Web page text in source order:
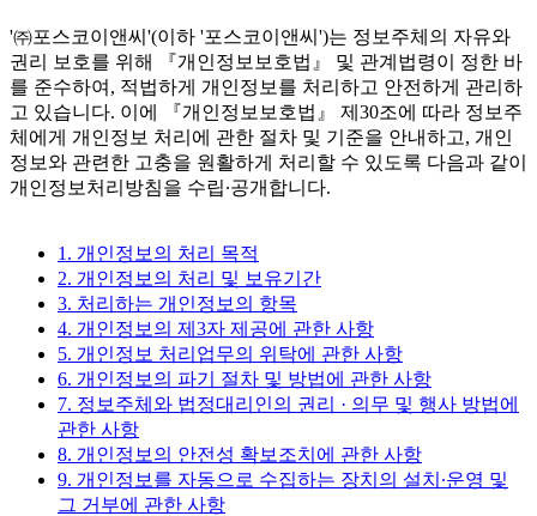
'㈜포스코이앤씨'(이하 '포스코이앤씨')는 정보주체의 자유와
권리 보호를 위해 『개인정보보호법』 및 관계법령이 정한 바
를 준수하여, 적법하게 개인정보를 처리하고 안전하게 관리하
고 있습니다. 이에 『개인정보보호법』 제30조에 따라 정보주
체에게 개인정보 처리에 관한 절차 및 기준을 안내하고, 개인
정보와 관련한 고충을 원활하게 처리할 수 있도록 다음과 같이
개인정보처리방침을 수립∙공개합니다.
1. 개인정보의 처리 목적
2. 개인정보의 처리 및 보유기간
3. 처리하는 개인정보의 항목
4. 개인정보의 제3자 제공에 관한 사항
5. 개인정보 처리업무의 위탁에 관한 사항
6. 개인정보의 파기 절차 및 방법에 관한 사항
7. 정보주체와 법정대리인의 권리 · 의무 및 행사 방법에
관한 사항
8. 개인정보의 안전성 확보조치에 관한 사항
9. 개인정보를 자동으로 수집하는 장치의 설치∙운영 및
그 거부에 관한 사항